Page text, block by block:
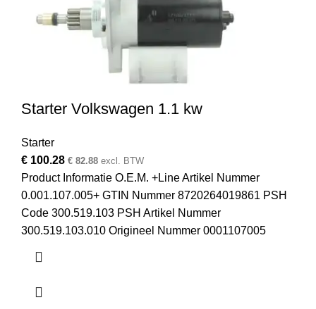
Starter Volkswagen 1.1 kw
Starter
€ 100.28 € 82.88 excl. BTW
Product Informatie O.E.M. +Line Artikel Nummer
0.001.107.005+ GTIN Nummer 8720264019861 PSH
Code 300.519.103 PSH Artikel Nummer
300.519.103.010 Origineel Nummer 0001107005